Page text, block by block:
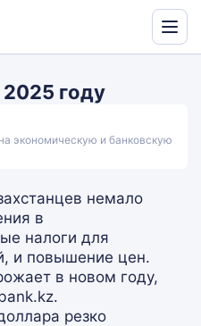
году
экономическую и банковскую
немало
в
налоги для
и повышение цен.
в новом году,
резко